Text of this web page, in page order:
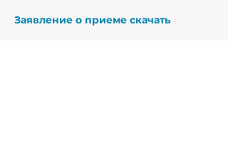
Заявление о приеме скачать